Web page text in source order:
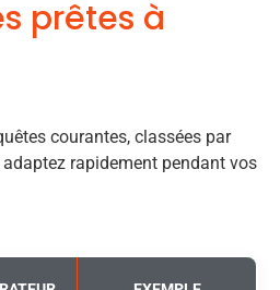
prêtes à
courantes, classées par
rapidement pendant vos